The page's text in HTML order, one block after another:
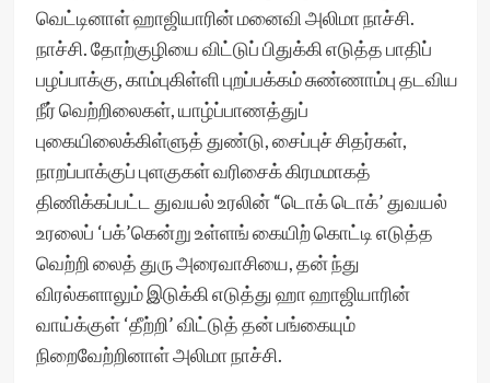
வெட்டினாள் ஹாஜியாரின் மனைவி அலிமா நாச்சி.
நாச்சி. தோற்குழியை விட்டுப் பிதுக்கி எடுத்த பாதிப்
பழப்பாக்கு, காம்புகிள்ளி புறப்பக்கம் சுண்ணாம்பு தடவிய
நீர் வெற்றிலைகள், யாழ்ப்பாணத்துப்
புகையிலைக்கிள்ளுத் துண்டு, சைப்புச் சிதர்கள்,
நாறப்பாக்குப் புளகுகள் வரிசைக் கிரமமாகத்
திணிக்கப்பட்ட துவயல் உரலின் “டொக் டொக்’ துவயல்
உரலைப் ‘பக்’கென்று உள்ளங் கையிற் கொட்டி எடுத்த
வெற்றி லைத் துரு அரைவாசியை, தன் ந்து
விரல்களாலும் இடுக்கி எடுத்து ஹா ஹாஜியாரின்
வாய்க்குள் ‘தீற்றி’ விட்டுத் தன் பங்கையும்
நிறைவேற்றினாள் அலிமா நாச்சி.